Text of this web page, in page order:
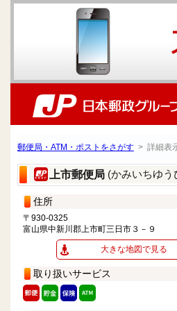
郵便局・ATM・ポストをさがす > 詳細表
上市郵便局 (かみいちゆう
住所
〒930-0325
富山県中新川郡上市町三日市３－９
大きな地図で見る
取り扱いサービス